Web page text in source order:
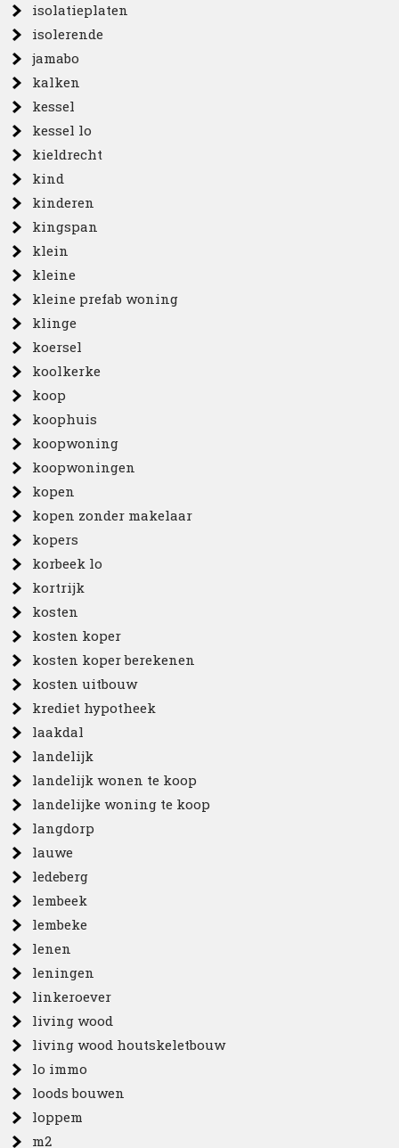
isolatieplaten
isolerende
jamabo
kalken
kessel
kessel lo
kieldrecht
kind
kinderen
kingspan
klein
kleine
kleine prefab woning
klinge
koersel
koolkerke
koop
koophuis
koopwoning
koopwoningen
kopen
kopen zonder makelaar
kopers
korbeek lo
kortrijk
kosten
kosten koper
kosten koper berekenen
kosten uitbouw
krediet hypotheek
laakdal
landelijk
landelijk wonen te koop
landelijke woning te koop
langdorp
lauwe
ledeberg
lembeek
lembeke
lenen
leningen
linkeroever
living wood
living wood houtskeletbouw
lo immo
loods bouwen
loppem
m2